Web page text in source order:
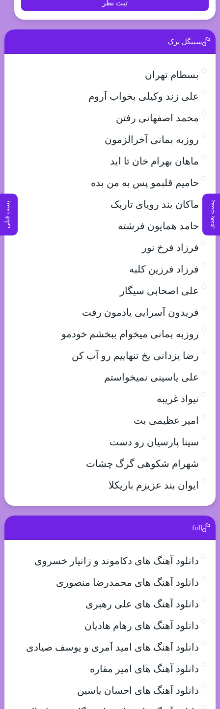
پست بعدی پست قبلی
ثبت نظر
سینگل ترک
بسطام تهران
علی زند وکیلی بخواب آروم
محمد اصفهانی رفتن
روزبه بمانی آخرالزمون
ماهان بهرام خان تا ابد
حامیم قلبمو پس به من بده
ماکان بند رویای تاریک
حامد همایون فرشته
فرزاد فرخ نور
فرزاد فرزین کلبه
علی اصحابی سیگار
فریدون آسرایی یادمون رفت
روزبه بمانی میخوام ببخشم خودمو
رضا یزدانی یخ تنهاییم رو آب کن
علی یاسینی نمیخواستم
نیواد غریبه
امیر عظیمی بت
سینا پارسیان رو دست
شهرام شکوهی گرگ چشات
ایوان بند عزیزم باریکلا
full
دانلود آهنگ های دکاموند و زانیار خسروی
دانلود آهنگ های محمدرضا منصوری
دانلود آهنگ های علی رهبری
دانلود آهنگ های رهام هادیان
دانلود آهنگ های امید آمری و یوسف صیادی
دانلود آهنگ های امیر مقاره
دانلود آهنگ های احسان یاسین